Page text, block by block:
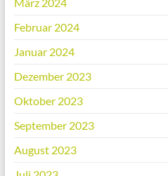
Februar 2024
Januar 2024
Dezember 2023
Oktober 2023
September 2023
August 2023